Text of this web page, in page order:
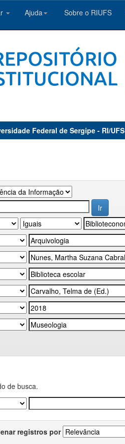
Ajuda Sobre o RIUFS
Federal de Sergipe - RI/UFS
de busca.
registros por